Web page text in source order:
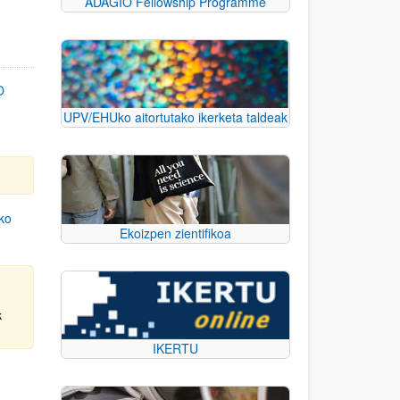
UPV/EHUko aitortutako ikerketa taldeak
Ekoizpen zientifikoa
IKERTU